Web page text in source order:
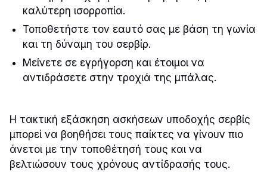
καλύτερη ισορροπία.
Τοποθετήστε τον εαυτό σας με βάση τη γωνία
και τη δύναμη του σερβίρ.
Μείνετε σε εγρήγορση και έτοιμοι να
αντιδράσετε στην τροχιά της μπάλας.
Η τακτική εξάσκηση ασκήσεων υποδοχής σερβίς
μπορεί να βοηθήσει τους παίκτες να γίνουν πιο
άνετοι με την τοποθέτησή τους και να
βελτιώσουν τους χρόνους αντίδρασής τους.